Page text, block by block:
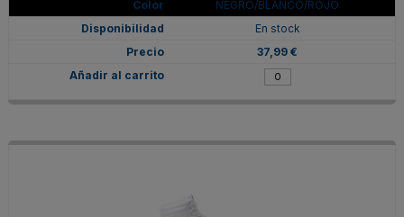
NEGRO/BLANCO/ROJO
En stock
37,99 €